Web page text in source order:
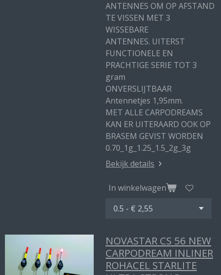
ANTENNES OM OP AFSTAND
TE VISSEN MET 3
WISSEBARE
ANTENNES. UITERST
FUNCTIONELE EN
PRACHTIGE SERIE TOT 3
gram
ONVERSLIJTBAAR
Antennetjes 1,95mm.
MET ALLE CARPODREAMS
KAN ER UITERAARD OOK OP
BRASEM GEVIST WORDEN
0.70_1g_1.25_1.5_2g_3g
Bekijk details
In winkelwagen
NOVASTAR CS 56 NEW
CARPODREAM INLINER
ROHACEL STARLITE